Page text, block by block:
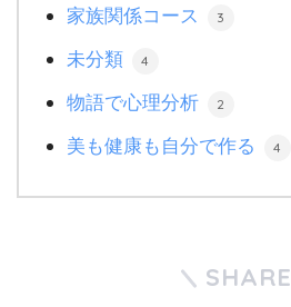
家族関係コース 3
未分類 4
物語で心理分析 2
美も健康も自分で作る 4
SHARE